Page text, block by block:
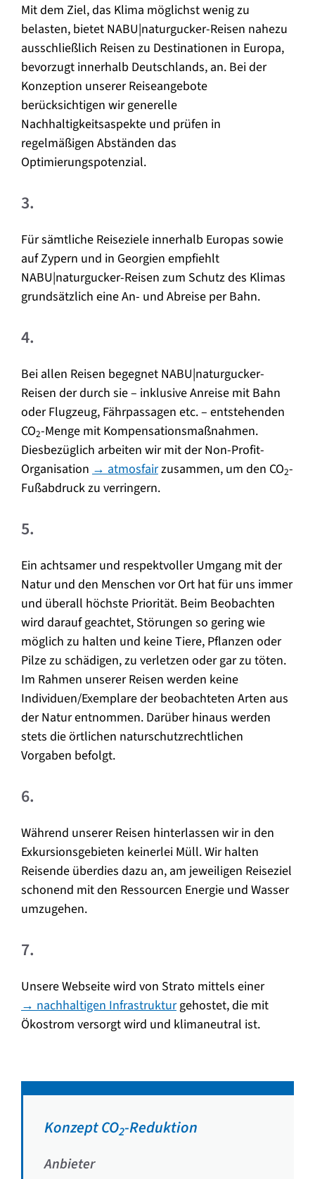
Mit dem Ziel, das Klima möglichst wenig zu
belasten, bietet NABU|naturgucker-Reisen nahezu
ausschließlich Reisen zu Destinationen in Europa,
bevorzugt innerhalb Deutschlands, an. Bei der
Konzeption unserer Reiseangebote
berücksichtigen wir generelle
Nachhaltigkeitsaspekte und prüfen in
regelmäßigen Abständen das
Optimierungspotenzial.
3.
Für sämtliche Reiseziele innerhalb Europas sowie
auf Zypern und in Georgien empfiehlt
NABU|naturgucker-Reisen zum Schutz des Klimas
grundsätzlich eine An- und Abreise per Bahn.
4.
Bei allen Reisen begegnet NABU|naturgucker-
Reisen der durch sie – inklusive Anreise mit Bahn
oder Flugzeug, Fährpassagen etc. – entstehenden
CO2-Menge mit Kompensationsmaßnahmen.
Diesbezüglich arbeiten wir mit der Non-Profit-
Organisation → atmosfairzusammen, um den CO2-
Fußabdruck zu verringern.
5.
Ein achtsamer und respektvoller Umgang mit der
Natur und den Menschen vor Ort hat für uns immer
und überall höchste Priorität. Beim Beobachten
wird darauf geachtet, Störungen so gering wie
möglich zu halten und keine Tiere, Pflanzen oder
Pilze zu schädigen, zu verletzen oder gar zu töten.
Im Rahmen unserer Reisen werden keine
Individuen/Exemplare der beobachteten Arten aus
der Natur entnommen. Darüber hinaus werden
stets die örtlichen naturschutzrechtlichen
Vorgaben befolgt.
6.
Während unserer Reisen hinterlassen wir in den
Exkursionsgebieten keinerlei Müll. Wir halten
Reisende überdies dazu an, am jeweiligen Reiseziel
schonend mit den Ressourcen Energie und Wasser
umzugehen.
7.
Unsere Webseite wird von Strato mittels einer
→ nachhaltigen Infrastrukturgehostet, die mit
Ökostrom versorgt wird und klimaneutral ist.
Konzept CO2-Reduktion
Anbieter